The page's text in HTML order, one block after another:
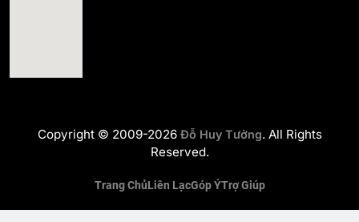
Copyright © 2009-2026 Đỗ Huy Tưởng. All Rights
Reserved.
Trang ChủLiên LạcGóp ÝTrợ Giúp